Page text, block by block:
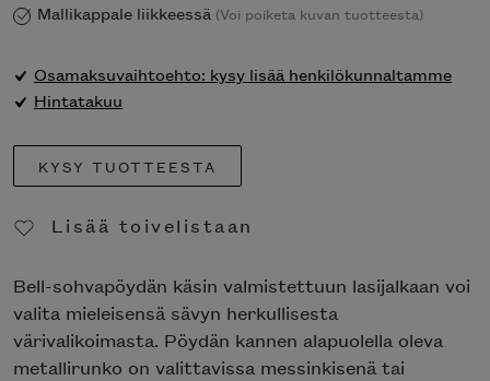
Mallikappale liikkeessä (Voi poiketa kuvan tuotteesta)
Osamaksuvaihtoehto: kysy lisää henkilökunnaltamme
Hintatakuu
KYSY TUOTTEESTA
Lisää toivelistaan
Bell-sohvapöydän käsin valmistettuun lasijalkaan voi
valita mieleisensä sävyn herkullisesta
värivalikoimasta. Pöydän kannen alapuolella oleva
metallirunko on valittavissa messinkisenä tai